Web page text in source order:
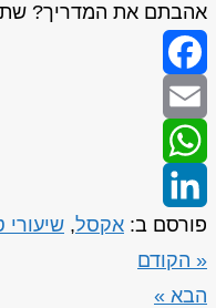
אהבתם את המדריך?
Facebook
Email
WhatsApp
LinkedIn
פורסם ב: אקסל, שיעורי
« הקודם
הבא »